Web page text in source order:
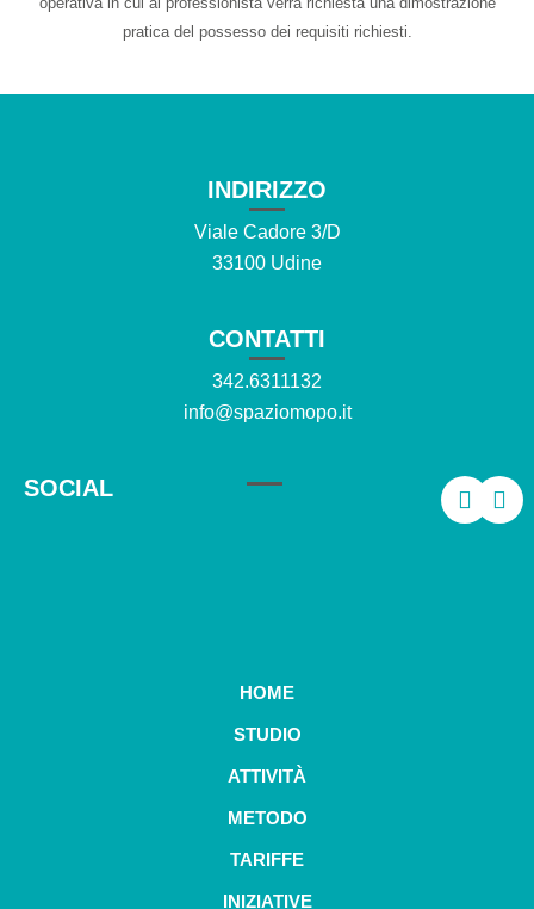
pratica del possesso dei requisiti richiesti.
INDIRIZZO
Viale Cadore 3/D
33100 Udine
CONTATTI
342.6311132
info@spaziomopo.it
SOCIAL
HOME
STUDIO
ATTIVITÀ
METODO
TARIFFE
INIZIATIVE